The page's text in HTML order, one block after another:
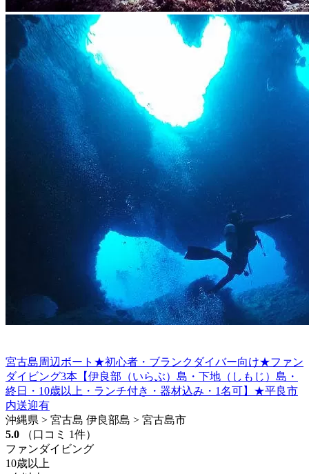
宮古島周辺ボート★初心者・ブランクダイバー向け★ファン
ダイビング3本【伊良部（いらぶ）島・下地（しもじ）島・
終日・10歳以上・ランチ付き・器材込み・1名可】★平良市
内送迎有
沖縄県 > 宮古島 伊良部島 > 宮古島市
5.0
（口コミ 1件）
ファンダイビング
10歳以上